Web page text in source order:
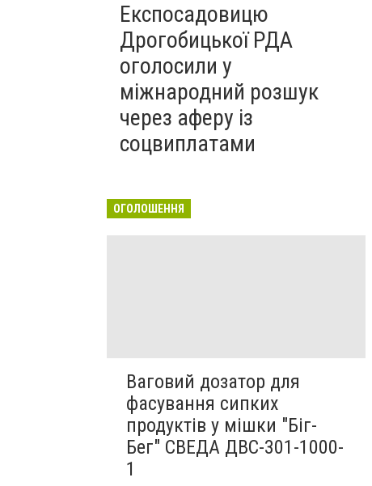
Експосадовицю
Дрогобицької РДА
оголосили у
міжнародний розшук
через аферу із
соцвиплатами
ОГОЛОШЕННЯ
Ваговий дозатор для
фасування сипких
продуктів у мішки "Біг-
Бег" СВЕДА ДВС-301-1000-
1